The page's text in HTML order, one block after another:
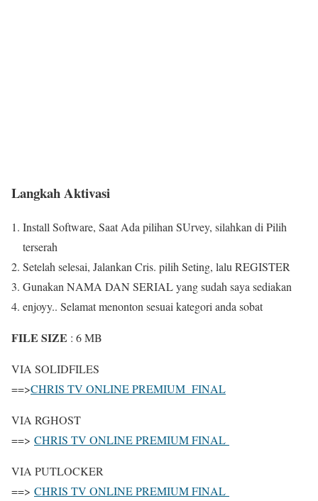
Langkah Aktivasi
Install Software, Saat Ada pilihan SUrvey, silahkan di Pilih
terserah
Setelah selesai, Jalankan Cris. pilih Seting, lalu REGISTER
Gunakan NAMA DAN SERIAL yang sudah saya sediakan
enjoyy.. Selamat menonton sesuai kategori anda sobat
FILE SIZE : 6 MB
VIA SOLIDFILES
==>CHRIS TV ONLINE PREMIUM FINAL
VIA RGHOST
==> CHRIS TV ONLINE PREMIUM FINAL
VIA PUTLOCKER
==> CHRIS TV ONLINE PREMIUM FINAL